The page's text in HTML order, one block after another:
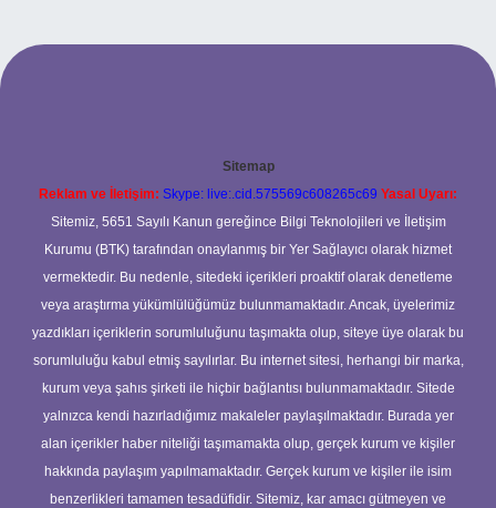
Sitemap
Reklam ve İletişim: Skype: live:.cid.575569c608265c69 Yasal Uyarı:
Sitemiz, 5651 Sayılı Kanun gereğince Bilgi Teknolojileri ve İletişim
Kurumu (BTK) tarafından onaylanmış bir Yer Sağlayıcı olarak hizmet
vermektedir. Bu nedenle, sitedeki içerikleri proaktif olarak denetleme
veya araştırma yükümlülüğümüz bulunmamaktadır. Ancak, üyelerimiz
yazdıkları içeriklerin sorumluluğunu taşımakta olup, siteye üye olarak bu
sorumluluğu kabul etmiş sayılırlar. Bu internet sitesi, herhangi bir marka,
kurum veya şahıs şirketi ile hiçbir bağlantısı bulunmamaktadır. Sitede
yalnızca kendi hazırladığımız makaleler paylaşılmaktadır. Burada yer
alan içerikler haber niteliği taşımamakta olup, gerçek kurum ve kişiler
hakkında paylaşım yapılmamaktadır. Gerçek kurum ve kişiler ile isim
benzerlikleri tamamen tesadüfidir. Sitemiz, kar amacı gütmeyen ve